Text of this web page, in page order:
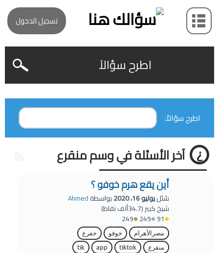
تسجيل الدخول
اطرح سؤالاً
اطرح سؤالاً:
آخر الأسئلة في وسم منقرع
أين يقع هرم خوفو ؟
سُئليوليو 16، 2020 بواسطةAhmed
شيخ كبير(34.7ألف
نقاط)
91
249
249
مصرالأهرام خوفو
خفرع
منقرع
tiktok
app
tik